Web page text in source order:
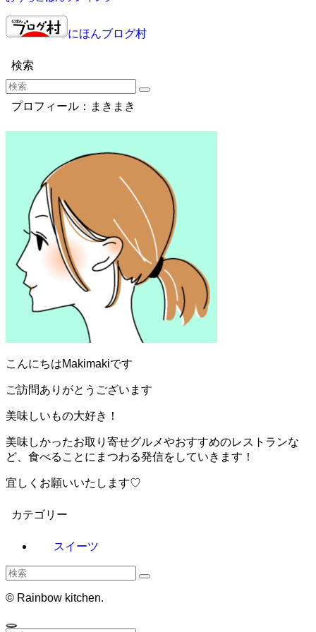
にほんブログ村
検索
プロフィール：まきまき
こんにちはMakimakiです
ご訪問ありがとうございます
美味しいもの大好き！
美味しかったお取り寄せグルメやおすすめのレストランな
ど、食べることにまつわる発信をしていきます！
宜しくお願いいたします♡
カテゴリー
スイーツ
© Rainbow kitchen.